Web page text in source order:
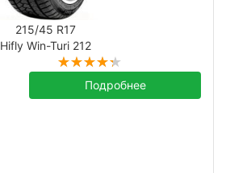
215/45 R17
Hifly Win-Turi 212
Подробнее